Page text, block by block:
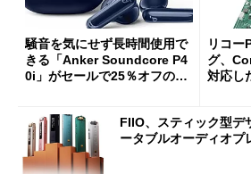
騒音を気にせず長時間使用で
きる「Anker Soundcore P4
0i」がセールで25％オフの59
リコー
グ、
対応し
FIIO、スティック型デ
ータブルオーディオプ